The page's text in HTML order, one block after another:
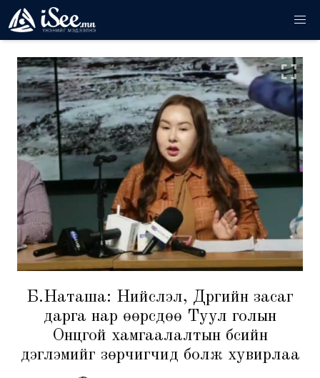
Б.Наташа: Нийслэл, Дүүргийн засаг
дарга нар өөрсдөө Туул голын
Онцгой хамгаалалтын бүсийн
дэглэмийг зөрчигчид болж хувирлаа